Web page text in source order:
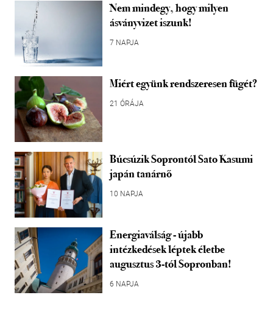
Nem mindegy, hogy milyen
ásványvizet iszunk!
7 NAPJA
Miért együnk rendszeresen fügét?
21 ÓRÁJA
Búcsúzik Soprontól Sato Kasumi
japán tanárnő
10 NAPJA
Energiaválság - újabb
intézkedések léptek életbe
augusztus 3-tól Sopronban!
6 NAPJA